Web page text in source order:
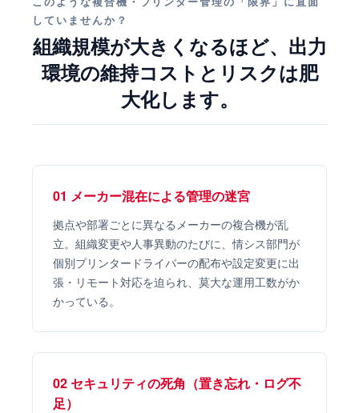
していませんか？
組織規模が大きくなるほど、出力
環境の維持コストとリスクは肥
大化します。
01 メーカー混在による管理の迷宮
拠点や部署ごとに異なるメーカーの複合機が乱
立。組織変更や人事異動のたびに、情シス部門が
個別プリンタードライバーの配布や設定変更に出
張・リモート対応を迫られ、莫大な運用工数がか
かっている。
02 セキュリティの死角（置き忘れ・ログ不
足）